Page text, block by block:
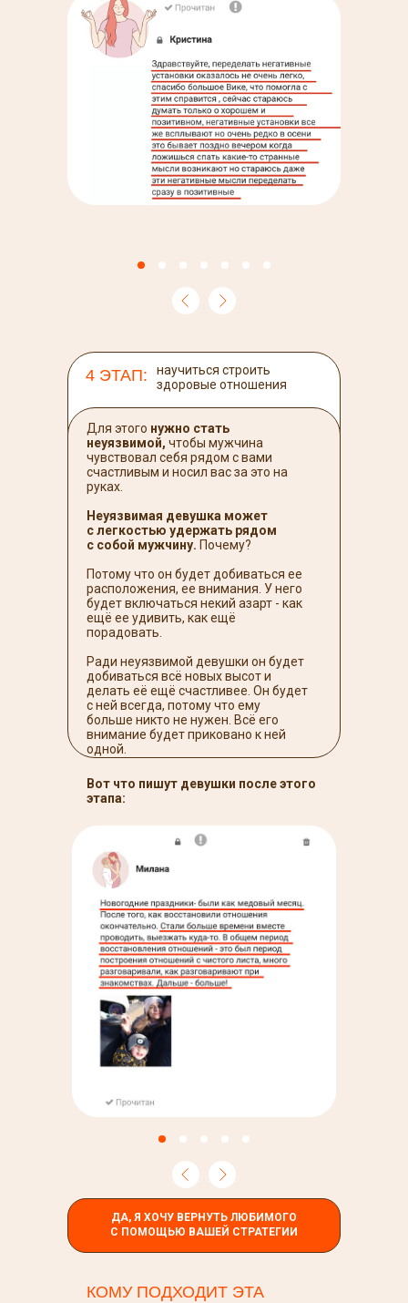
Для этого нужно стать
неуязвимой, чтобы мужчина
чувствовал себя рядом с вами
счастливым и носил вас за это на
руках.
Неуязвимая девушка может
с легкостью удержать рядом
с собой мужчину. Почему?
Потому что он будет добиваться ее
расположения, ее внимания. У него
будет включаться некий азарт - как
ещё ее удивить, как ещё
порадовать.
Ради неуязвимой девушки он будет
добиваться всё новых высот и
делать её ещё счастливее. Он будет
с ней всегда, потому что ему
больше никто не нужен. Всё его
внимание будет приковано к ней
одной.
Вот что пишут девушки после этого
этапа:
научиться строить
здоровые отношения
4 ЭТАП:
ДА, Я ХОЧУ ВЕРНУТЬ ЛЮБИМОГО
С ПОМОЩЬЮ ВАШЕЙ СТРАТЕГИИ
КОМУ ПОДХОДИТ ЭТА